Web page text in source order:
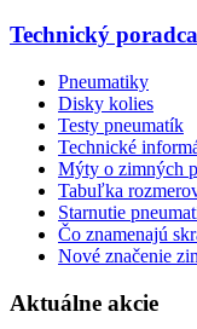
Technický poradca
Pneumatiky
Disky kolies
Testy pneumatík
Technické
Mýty o zimných
Tabuľka
Starnutie
Čo znamenajú
Nové značenie
Aktuálne akcie